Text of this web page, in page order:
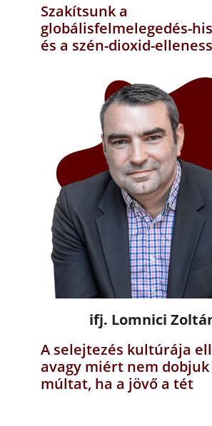
Szakítsunk a
globálisfelmelegedés-
és a szén-dioxid-
ifj. Lomnici
A selejtezés kultúrája
avagy miért nem dobjuk
múltat, ha a jövő a tét